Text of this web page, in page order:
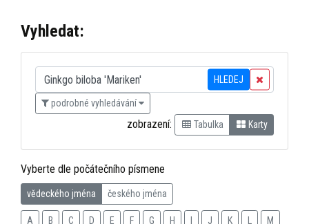
Vyhledat:
HLEDEJ
podrobné vyhledávání
zobrazení: Tabulka Karty
Vyberte dle počátečního písmene
vědeckého jména českého jména
A B C D E F G H J K M